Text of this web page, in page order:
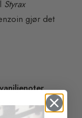
Styrax
gjør det
vaniljenoter
søt,